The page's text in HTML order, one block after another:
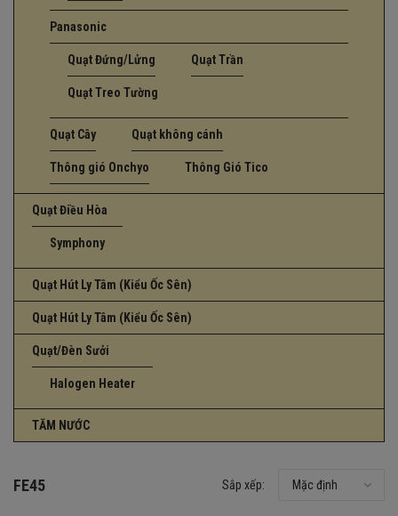
Panasonic
Quạt Đứng/Lửng Quạt Trần
Quạt Treo Tường
Quạt Cây Quạt không cánh
Thông gió Onchyo Thông Gió Tico
Quạt Điều Hòa
Symphony
Quạt Hút Ly Tâm (Kiểu Ốc Sên)
Quạt Hút Ly Tâm (Kiểu Ốc Sên)
Quạt/Đèn Sưởi
Halogen Heater
TĂM NƯỚC
FE45 Sắp xếp: Mặc định